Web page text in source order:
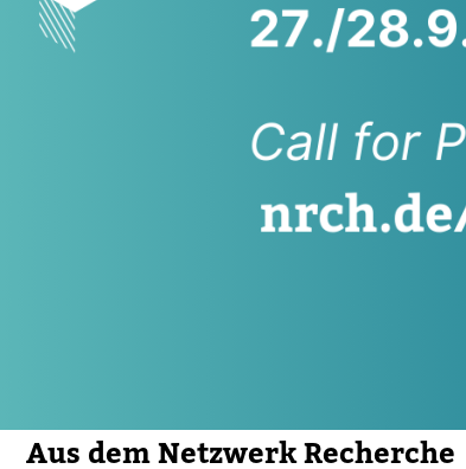
Aus dem Netz­werk Recherche